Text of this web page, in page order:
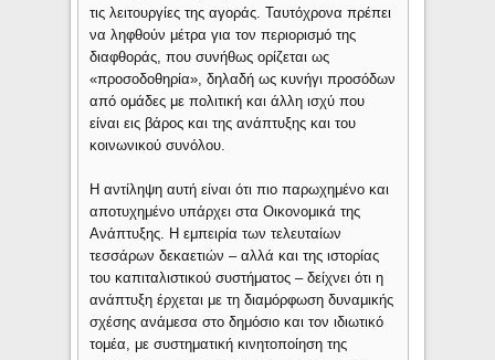
τις λειτουργίες της αγοράς. Ταυτόχρονα πρέπει
να ληφθούν μέτρα για τον περιορισμό της
διαφθοράς, που συνήθως ορίζεται ως
«προσοδοθηρία», δηλαδή ως κυνήγι προσόδων
από ομάδες με πολιτική και άλλη ισχύ που
είναι εις βάρος και της ανάπτυξης και του
κοινωνικού συνόλου.
Η αντίληψη αυτή είναι ότι πιο παρωχημένο και
αποτυχημένο υπάρχει στα Οικονομικά της
Ανάπτυξης. Η εμπειρία των τελευταίων
τεσσάρων δεκαετιών – αλλά και της ιστορίας
του καπιταλιστικού συστήματος – δείχνει ότι η
ανάπτυξη έρχεται με τη διαμόρφωση δυναμικής
σχέσης ανάμεσα στο δημόσιο και τον ιδιωτικό
τομέα, με συστηματική κινητοποίηση της